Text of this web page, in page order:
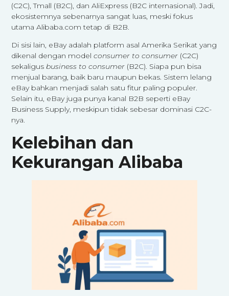
(C2C), Tmall (B2C), dan AliExpress (B2C internasional). Jadi,
ekosistemnya sebenarnya sangat luas, meski fokus
utama Alibaba.com tetap di B2B.
Di sisi lain, eBay adalah platform asal Amerika Serikat yang
dikenal dengan modelconsumer to consumer (C2C)
sekaligusbusiness to consumer (B2C). Siapa pun bisa
menjual barang, baik baru maupun bekas. Sistem lelang
eBay bahkan menjadi salah satu fitur paling populer.
Selain itu, eBay juga punya kanal B2B seperti eBay
Business Supply, meskipun tidak sebesar dominasi C2C-
nya.
Kelebihan dan
Kekurangan Alibaba